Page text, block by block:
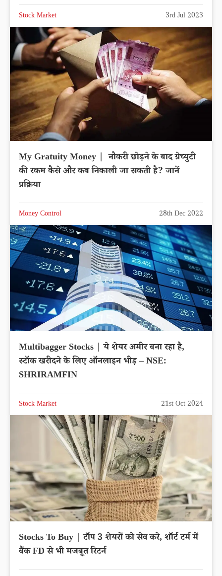
Stock Market 3rd Jul 2023
My Gratuity Money | नौकरी छोड़ने के बाद ग्रेच्युटी
की रकम कैसे और कब निकाली जा सकती है? जानें
प्रक्रिया
Money Control 28th Dec 2022
Multibagger Stocks | ये शेयर अमीर बना रहा है,
स्टॉक खरीदने के लिए ऑनलाइन भीड़ – NSE:
SHRIRAMFIN
Stock Market 21st Oct 2024
Stocks To Buy | टॉप 3 शेयरों को सेव करे, शॉर्ट टर्म में
बैंक FD से भी मजबूत रिटर्न